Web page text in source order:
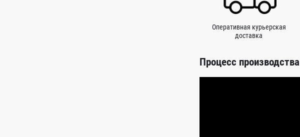
Оперативная курьерская
доставка
Процесс производства